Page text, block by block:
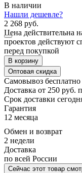
В наличии
Нашли дешевле?
2 268 руб.
Цена действительна
проектов действуют
перед покупкой
В корзину
Оптовая скидка
Самовывоз бесплатно
Доставка от 250 руб.
Cрок доставки
Гарантия
12 месяца
Обмен и возврат
2 недели
Доставка
по всей России
Сейчас этот товар